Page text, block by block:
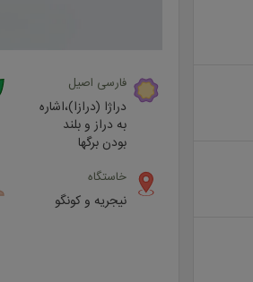
فارسی اصیل
دراژا (درازا)،اشاره
به دراز و بلند
بودن برگها
خاستگاه
نیجریه و کونگو